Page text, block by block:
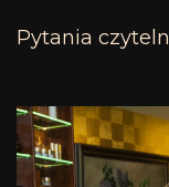
Pytania